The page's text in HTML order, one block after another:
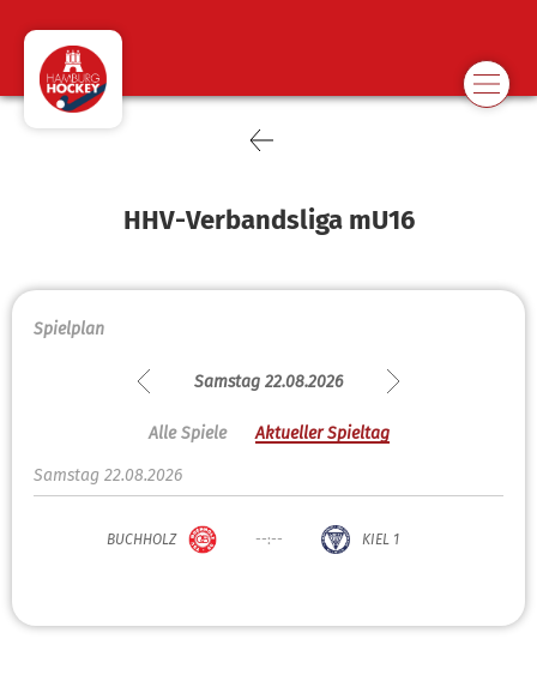
HHV-Verbandsliga mU16
Spielplan
Samstag 22.08.2026
Alle Spiele Aktueller Spieltag
Samstag 22.08.2026
BUCHHOLZ --:-- KIEL 1